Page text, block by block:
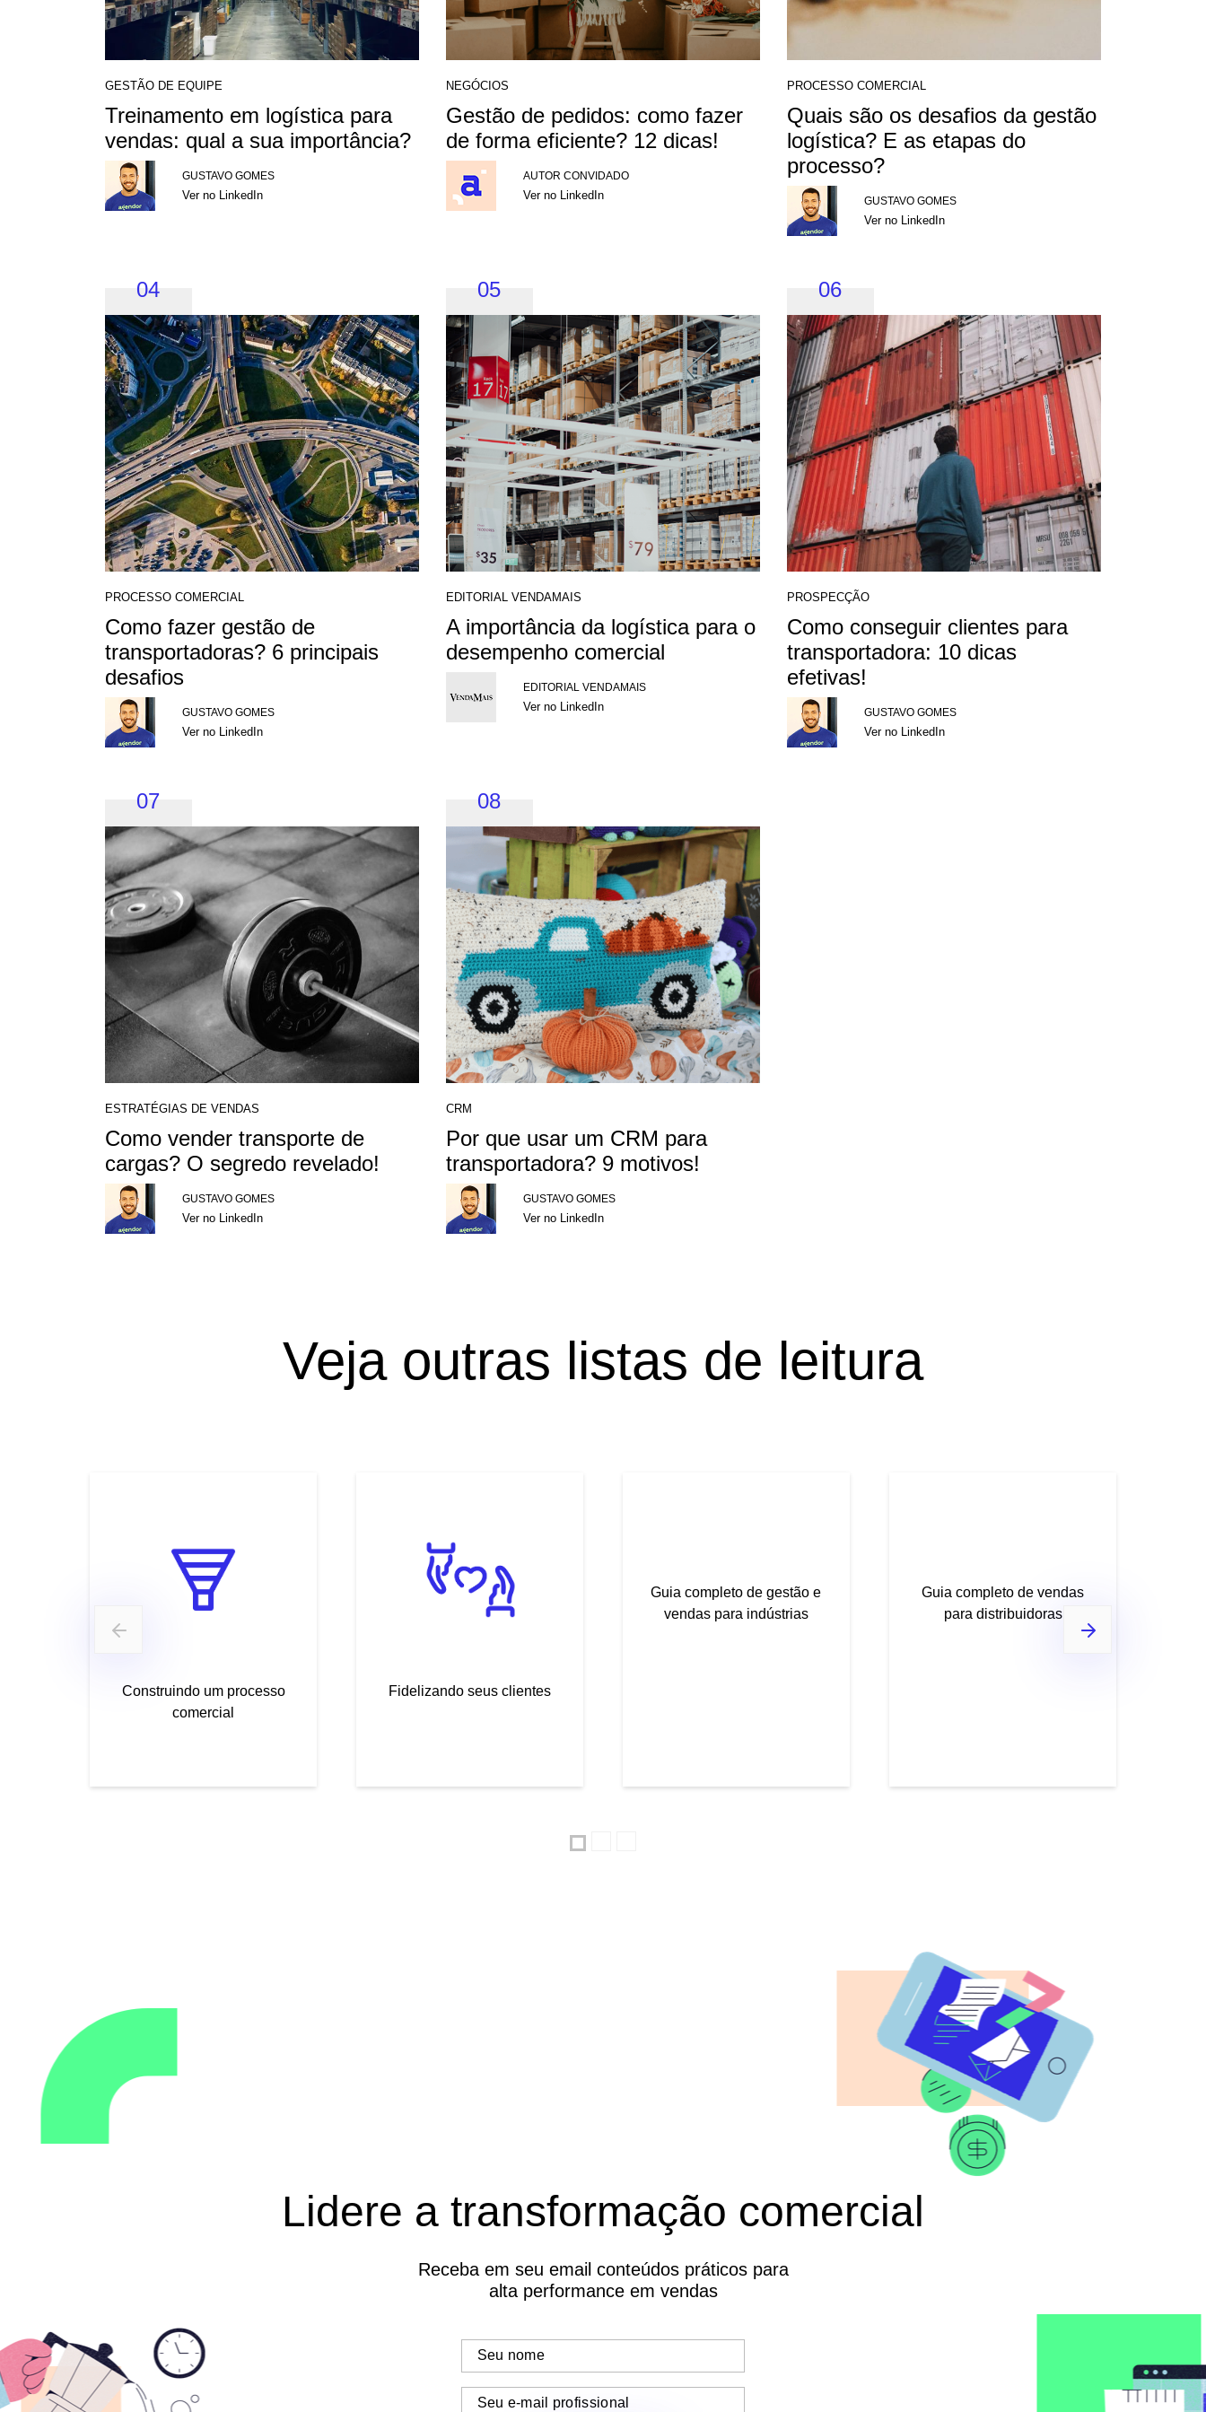
GESTÃO DE EQUIPE
Treinamento em logística para
vendas: qual a sua importância?
GUSTAVO GOMES
Ver no LinkedIn
NEGÓCIOS
Gestão de pedidos: como fazer
de forma eficiente? 12 dicas!
AUTOR CONVIDADO
Ver no LinkedIn
PROCESSO COMERCIAL
Quais são os desafios da gestão
logística? E as etapas do
processo?
GUSTAVO GOMES
Ver no LinkedIn
04
PROCESSO COMERCIAL
Como fazer gestão de
transportadoras? 6 principais
desafios
GUSTAVO GOMES
Ver no LinkedIn
05
EDITORIAL VENDAMAIS
A importância da logística para o
desempenho comercial
EDITORIAL VENDAMAIS
Ver no LinkedIn
06
PROSPECÇÃO
Como conseguir clientes para
transportadora: 10 dicas
efetivas!
GUSTAVO GOMES
Ver no LinkedIn
07
ESTRATÉGIAS DE VENDAS
Como vender transporte de
cargas? O segredo revelado!
GUSTAVO GOMES
Ver no LinkedIn
08
CRM
Por que usar um CRM para
transportadora? 9 motivos!
GUSTAVO GOMES
Ver no LinkedIn
Veja outras listas de leitura
Construindo um processo
comercial
Fidelizando seus clientes
Guia completo de gestão e
vendas para indústrias
Guia completo de vendas
para distribuidoras
Lidere a transformação comercial
Receba em seu email conteúdos práticos para
alta performance em vendas